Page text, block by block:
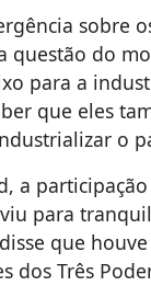
sobre
questão do
para a
que eles
o
a
para
que
dos Três